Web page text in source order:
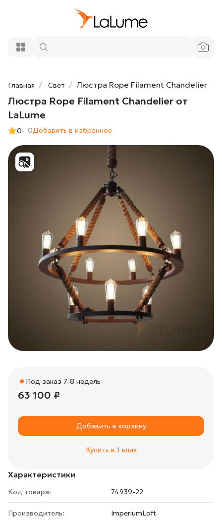
Главная Свет Люстра Rope Filament Chandelier
Люстра Rope Filament Chandelier от
LaLume
0 0Добавить в избранное
Характеристики
Код товара: 74939-22
Производитель: ImperiumLoft
Под заказ 7-8 недель
63 100 ₽
Добавить в корзину
Купить в 1 клик